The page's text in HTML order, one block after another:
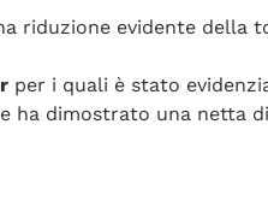
riduzione evidente della
per i quali è stato
ha dimostrato una netta